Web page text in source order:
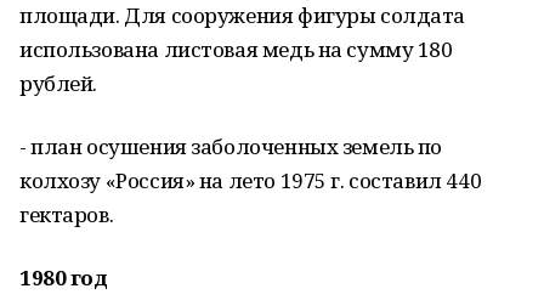
площади. Для сооружения фигуры солдата
использована листовая медь на сумму 180
рублей.
- план осушения заболоченных земель по
колхозу «Россия» на лето 1975 г. составил 440
гектаров.
1980 год